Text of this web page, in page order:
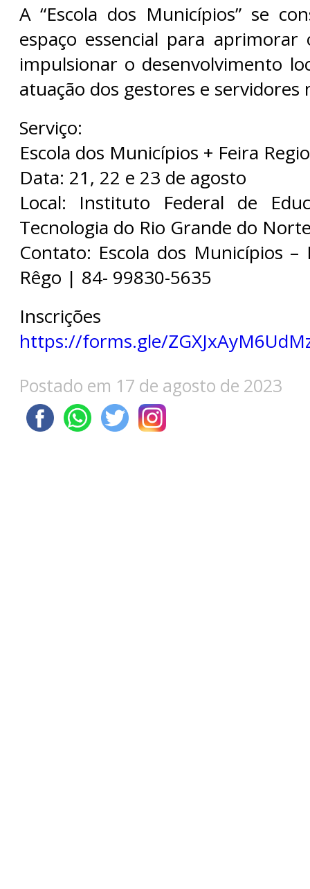
A “Escola dos Municípios” se
espaço essencial para aprimorar
impulsionar o desenvolvimento
atuação dos gestores e servidores
Serviço:
Escola dos Municípios + Feira
Data: 21, 22 e 23 de agosto
Local: Instituto Federal de
Tecnologia do Rio Grande do
Contato: Escola dos Municípios –
Rêgo | 84- 99830-5635
Inscrições
https://forms.gle/
Postado em 17 de agosto de 2023